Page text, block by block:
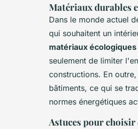
Matériaux durables
Dans le monde actuel
qui souhaitent un
matériaux écologiques
seulement de limiter
constructions. En
bâtiments, ce qui se
normes énergétiques
Astuces pour choisir